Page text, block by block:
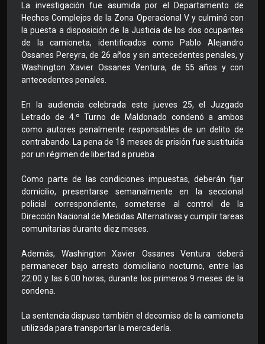
La investigación fue asumida por el Departamento de
Hechos Complejos de la Zona Operacional V y culminó con
la puesta a disposición de la Justicia de los dos ocupantes
de la camioneta, identificados como Pablo Alejandro
Ossanes Pereyra, de 26 años y sin antecedentes penales, y
Washington Xavier Ossanes Ventura, de 55 años y con
antecedentes penales.
En la audiencia celebrada este jueves 25, el Juzgado
Letrado de 4.º Turno de Maldonado condenó a ambos
como autores penalmente responsables de un delito de
contrabando. La pena de 18 meses de prisión fue sustituida
por un régimen de libertad a prueba.
Como parte de las condiciones impuestas, deberán fijar
domicilio, presentarse semanalmente en la seccional
policial correspondiente, someterse al control de la
Dirección Nacional de Medidas Alternativas y cumplir tareas
comunitarias durante diez meses.
Además, Washington Xavier Ossanes Ventura deberá
permanecer bajo arresto domiciliario nocturno, entre las
22:00 y las 6:00 horas, durante los primeros 9 meses de la
condena.
La sentencia dispuso también el decomiso de la camioneta
utilizada para transportar la mercadería.